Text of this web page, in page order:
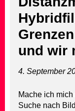
und wir
4. September
Mache ich
Suche nach